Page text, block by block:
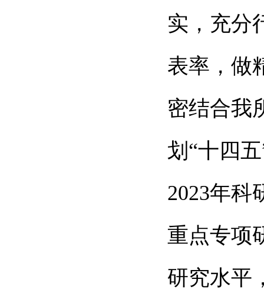
实，充分
表率，做
密结合我
划“十四
2023年科
重点专项
研究水平